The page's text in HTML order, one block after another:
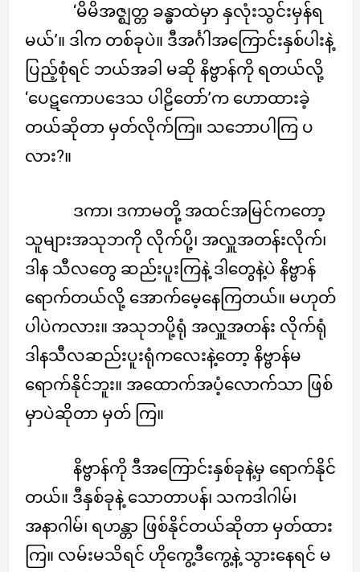
‘မိမိအဇ္ဈတ္တ ခန္ဓာထဲမှာ နှလုံးသွင်းမှန်ရ
မယ်’။ ဒါက တစ်ခုပဲ။ ဒီအင်္ဂါအကြောင်းနှစ်ပါးနဲ့
ပြည့်စုံရင် ဘယ်အခါ မဆို နိဗ္ဗာန်ကို ရတယ်လို့
‘ပေဋကောပဒေသ ပါဠိတော်’က ဟောထားခဲ့
တယ်ဆိုတာ မှတ်လိုက်ကြ။ သဘောပါကြ ပ
လား?။
ဒကာ၊ ဒကာမတို့ အထင်အမြင်ကတော့
သူများအသုဘကို လိုက်ပို့၊ အလှူအတန်းလိုက်၊
ဒါန သီလတွေ ဆည်းပူးကြနဲ့ ဒါတွေနဲ့ပဲ နိဗ္ဗာန်
ရောက်တယ်လို့ အောက်မေ့နေကြတယ်။ မဟုတ်
ပါပဲကလား။ အသုဘပို့ရုံ အလှူအတန်း လိုက်ရုံ
ဒါနသီလဆည်းပူးရုံကလေးနဲ့တော့ နိဗ္ဗာန်မ
ရောက်နိုင်ဘူး။ အထောက်အပံ့လောက်သာ ဖြစ်
မှာပဲဆိုတာ မှတ် ကြ။
နိဗ္ဗာန်ကို ဒီအကြောင်းနှစ်ခုနဲ့မှ ရောက်နိုင်
တယ်။ ဒီနှစ်ခုနဲ့ သောတာပန်၊ သကဒါဂါမ်၊
အနာဂါမ်၊ ရဟန္တာ ဖြစ်နိုင်တယ်ဆိုတာ မှတ်ထား
ကြ။ လမ်းမသိရင် ဟိုကွေ့ဒီကွေ့နဲ့ သွားနေရင် မ